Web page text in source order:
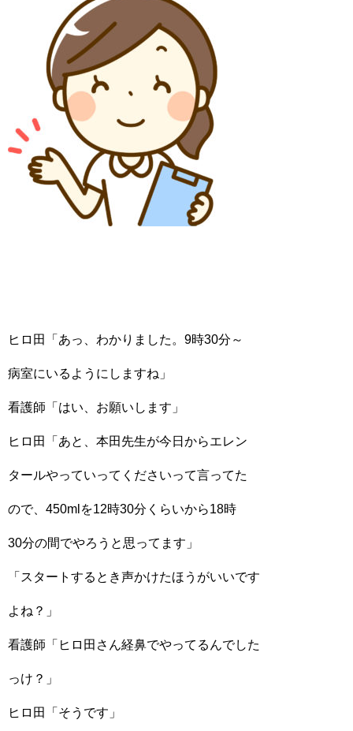
ヒロ田「あっ、わかりました。9時30分～
病室にいるようにしますね」
看護師「はい、お願いします」
ヒロ田「あと、本田先生が今日からエレン
タールやっていってくださいって言ってた
ので、450mlを12時30分くらいから18時
30分の間でやろうと思ってます」
「スタートするとき声かけたほうがいいです
よね？」
看護師「ヒロ田さん経鼻でやってるんでした
っけ？」
ヒロ田「そうです」